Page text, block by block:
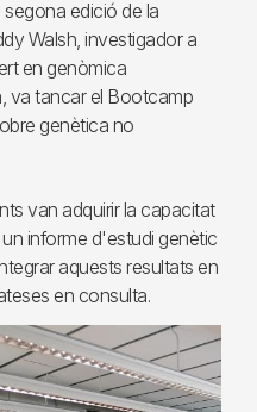
edició de la
Walsh, investigador a
en genòmica
va tancar el Bootcamp
genètica no
van adquirir la capacitat
informe d'estudi genètic
aquests resultats en
en consulta.